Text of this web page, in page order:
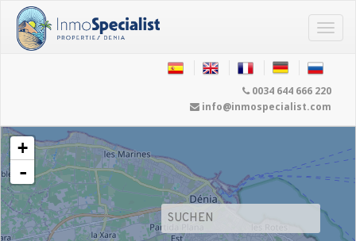
0034 644 666 220
info@inmospecialist.com
+
-